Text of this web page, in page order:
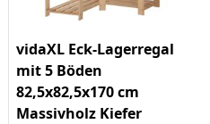
vidaXL Eck-Lagerregal
mit 5 Böden
82,5x82,5x170 cm
Massivholz Kiefer